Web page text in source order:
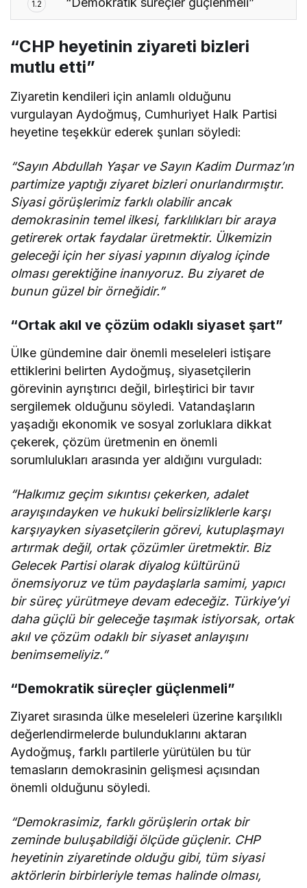
1.2
“CHP heyetinin ziyareti bizleri
mutlu etti”
Ziyaretin kendileri için anlamlı olduğunu
vurgulayan Aydoğmuş, Cumhuriyet Halk Partisi
heyetine teşekkür ederek şunları söyledi:
“Sayın Abdullah Yaşar ve Sayın Kadim Durmaz’ın
partimize yaptığı ziyaret bizleri onurlandırmıştır.
Siyasi görüşlerimiz farklı olabilir ancak
demokrasinin temel ilkesi, farklılıkları bir araya
getirerek ortak faydalar üretmektir. Ülkemizin
geleceği için her siyasi yapının diyalog içinde
olması gerektiğine inanıyoruz. Bu ziyaret de
bunun güzel bir örneğidir.”
“Ortak akıl ve çözüm odaklı siyaset şart”
Ülke gündemine dair önemli meseleleri istişare
ettiklerini belirten Aydoğmuş, siyasetçilerin
görevinin ayrıştırıcı değil, birleştirici bir tavır
sergilemek olduğunu söyledi. Vatandaşların
yaşadığı ekonomik ve sosyal zorluklara dikkat
çekerek, çözüm üretmenin en önemli
sorumlulukları arasında yer aldığını vurguladı:
“Halkımız geçim sıkıntısı çekerken, adalet
arayışındayken ve hukuki belirsizliklerle karşı
karşıyayken siyasetçilerin görevi, kutuplaşmayı
artırmak değil, ortak çözümler üretmektir. Biz
Gelecek Partisi olarak diyalog kültürünü
önemsiyoruz ve tüm paydaşlarla samimi, yapıcı
bir süreç yürütmeye devam edeceğiz. Türkiye’yi
daha güçlü bir geleceğe taşımak istiyorsak, ortak
akıl ve çözüm odaklı bir siyaset anlayışını
benimsemeliyiz.”
“Demokratik süreçler güçlenmeli”
Ziyaret sırasında ülke meseleleri üzerine karşılıklı
değerlendirmelerde bulunduklarını aktaran
Aydoğmuş, farklı partilerle yürütülen bu tür
temasların demokrasinin gelişmesi açısından
önemli olduğunu söyledi.
“Demokrasimiz, farklı görüşlerin ortak bir
zeminde buluşabildiği ölçüde güçlenir. CHP
heyetinin ziyaretinde olduğu gibi, tüm siyasi
aktörlerin birbirleriyle temas halinde olması,